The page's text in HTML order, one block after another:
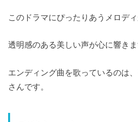
このドラマにぴったりあうメロデ
透明感のある美しい声が心に響きま
エンディング曲を歌っているのは
さんです。